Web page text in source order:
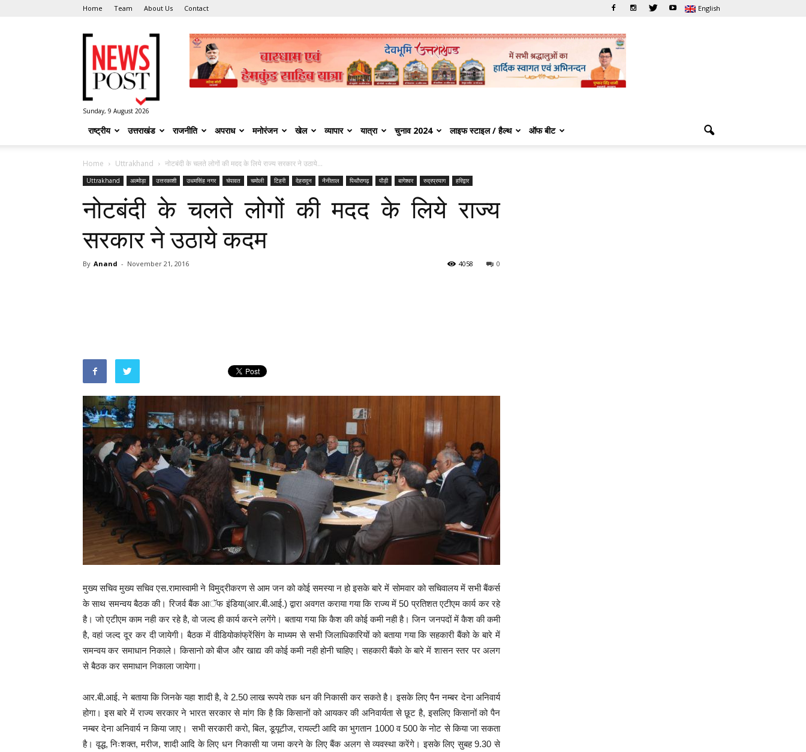
Home Team About Us Contact English
Post
Sunday, 9 August 2026
राष्ट्रीय उत्तराखंड राजनीति अपराध मनोरंजन खेल व्यापार यात्रा चुनाव 2024 लाइफ स्टाइल / हैल्थ ऑफ बीट
Home Uttrakhand नोटबंदी के चलते लोगों की मदद के लिये राज्य सरकार ने उठाये...
Uttrakhand अल्मोड़ा उत्तरकाशी उधमसिंह नगर चंपावत चमोली टिहरी देहरादून नैनीताल पिथौरागढ़ पौड़ी बागेश्वर रुद्रप्रयाग हरिद्वार
नोटबंदी के चलते लोगों की मदद के लिये राज्य
सरकार ने उठाये कदम
By Anand - November 21, 2016 0
4058
मुख्य सचिव मुख्य सचिव एस.रामास्वामी ने विमुद्रीकरण से आम जन को कोई समस्या न हो इसके बारे में सोमवार को सचिवालय में सभी बैंकर्स
के साथ समन्वय बैठक की। रिजर्व बैंक आॅफ इंडिया(आर.बी.आई.) द्वारा अवगत कराया गया कि राज्य में 50 प्रतिशत एटीएम कार्य कर रहे
है। जो एटीएम काम नही कर रहे है, वो जल्द ही कार्य करने लगेंगे। बताया गया कि कैश की कोई कमी नही है। जिन जनपदों में कैश की कमी
है, वहां जल्द दूर कर दी जायेगी। बैठक में वीडियोकांफ्रेंसिंग के माध्यम से सभी जिलाधिकारियों को बताया गया कि सहकारी बैंको के बारे में
समन्वय कर समाधान निकाले। किसानो को बीज और खाद्य की कोई कमी नही होनी चाहिए। सहकारी बैंको के बारे में शासन स्तर पर अलग
से बैठक कर समाधान निकाला जायेगा।
आर.बी.आई. ने बताया कि जिनके यहा शादी है, वे 2.50 लाख रूपये तक धन की निकासी कर सकते है। इसके लिए पैन नम्बर देना अनिवार्य
होगा। इस बारे में राज्य सरकार ने भारत सरकार से मांग कि है कि किसानों को आयकर की अनिवार्यता से छूट है, इसलिए किसानों को पैन
नम्बर देना अनिवार्य न किया जाए। सभी सरकारी करो, बिल, डूयूटीज, रायल्टी आदि का भुगतान 1000 व 500 के नोट से किया जा सकता
है। वृद्ध, निःशक्त, मरीज, शादी आदि के लिए धन निकासी या जमा करने के लिए बैंक अलग से व्यवस्था करेंगे। इसके लिए सुबह 9.30 से